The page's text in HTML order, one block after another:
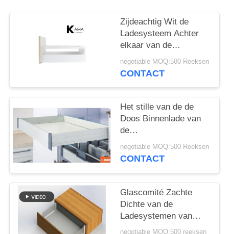
Zijdeachtig Wit de
Ladesysteem Achter
elkaar van de
Kleurendoos met
Vierkante bar en
negotiable MOQ:500 Reeksen
CONTACT
Het stille van de de
Doos Binnenlade van
de
Bevochtigingskeuken
het Meubilairhardware
negotiable MOQ:500 Reeksen
CONTACT
Glascomité Zachte
Dichte van de
Ladesystemen van
Tandembox de
negotiable MOQ:500 reeksen